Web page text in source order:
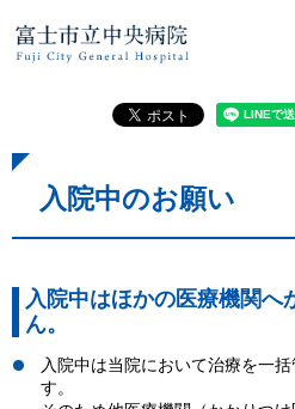
富士市立中央病院
入院中のお願い
入院中はほかの医療機関へ
ん。
入院中は当院において治療を一
す。